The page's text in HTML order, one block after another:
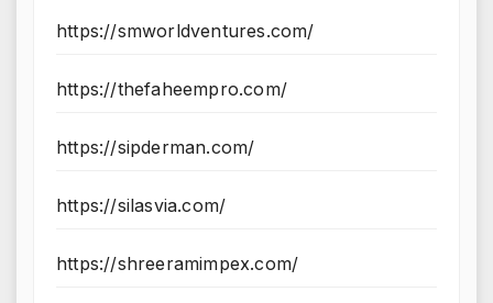
https://smworldventures.com/
https://thefaheempro.com/
https://sipderman.com/
https://silasvia.com/
https://shreeramimpex.com/